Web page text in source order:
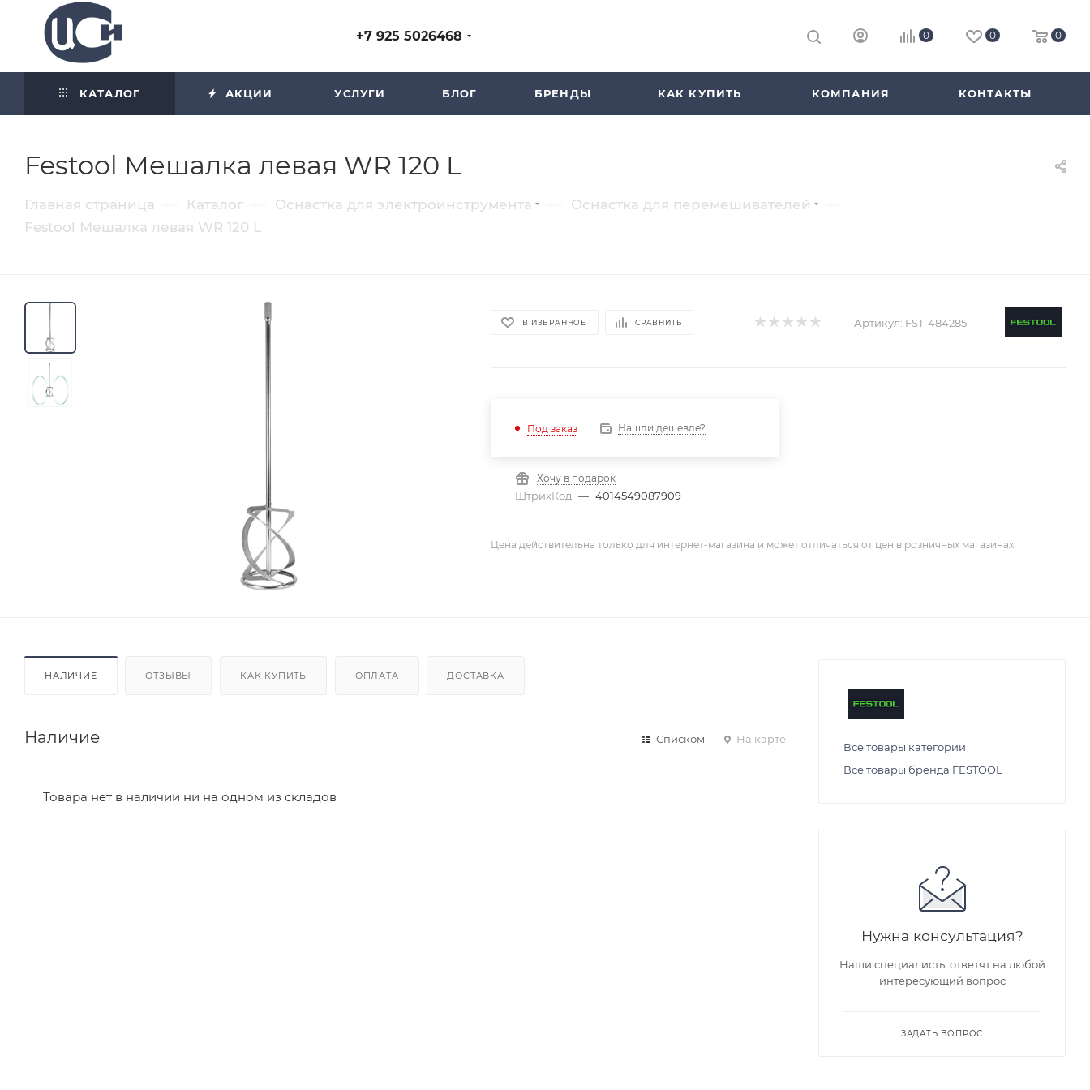
+7 925 5026468 0 0 0
КАТАЛОГ АКЦИИ УСЛУГИ БЛОГ БРЕНДЫ КАК КУПИТЬ КОМПАНИЯ КОНТАКТЫ
Festool Мешалка левая WR 120 L
Главная страница Каталог Оснастка для электроинструмента Оснастка для перемешивателей
Festool Мешалка левая WR 120 L
В ИЗБРАННОЕ СРАВНИТЬ Артикул: FST-484285
Под заказ Нашли дешевле?
Хочу в подарок
ШтрихКод — 4014549087909
Цена действительна только для интернет-магазина и может отличаться от цен в розничных магазинах
НАЛИЧИЕ ОТЗЫВЫ КАК КУПИТЬ ОПЛАТА ДОСТАВКА
Наличие Списком На карте
Товара нет в наличии ни на одном из складов
Все товары категории
Все товары бренда FESTOOL
Нужна консультация?
Наши специалисты ответят на любой
интересующий вопрос
ЗАДАТЬ ВОПРОС